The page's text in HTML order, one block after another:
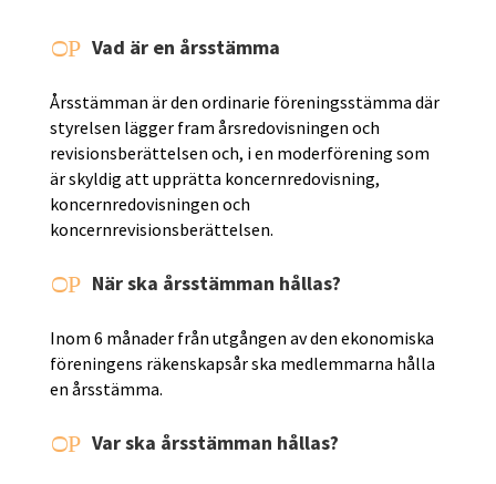
OP Vad är en årsstämma
Årsstämman är den ordinarie föreningsstämma där
styrelsen lägger fram årsredovisningen och
revisionsberättelsen och, i en moderförening som
är skyldig att upprätta koncernredovisning,
koncernredovisningen och
koncernrevisionsberättelsen.
OP När ska årsstämman hållas?
Inom 6 månader från utgången av den ekonomiska
föreningens räkenskapsår ska medlemmarna hålla
en årsstämma.
OP Var ska årsstämman hållas?